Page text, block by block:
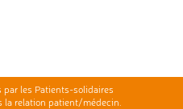
les Patients-solidaires
la relation patient/médecin.